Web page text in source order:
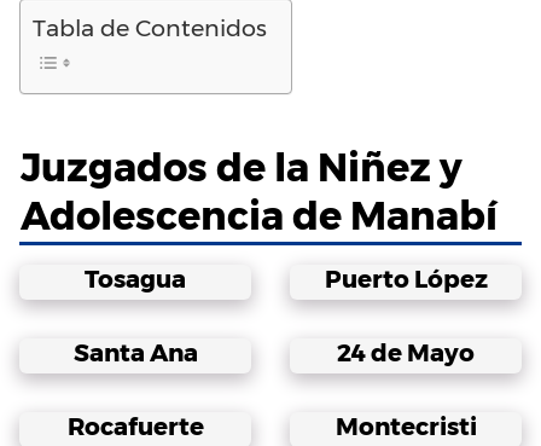
Tabla de Contenidos
Juzgados de la Niñez y
Adolescencia de Manabí
Tosagua Puerto López
Santa Ana 24 de Mayo
Rocafuerte Montecristi